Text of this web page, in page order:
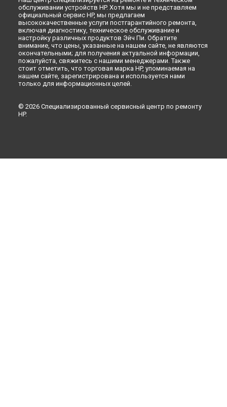
обслуживании устройств HP. Хотя мы и не представляем
официальный сервис HP, мы предлагаем
высококачественные услуги постгарантийного ремонта,
включая диагностику, техническое обслуживание и
настройку различных продуктов Эйч Пи. Обратите
внимание, что цены, указанные на нашем сайте, не являются
окончательными; для получения актуальной информации,
пожалуйста, свяжитесь с нашими менеджерами. Также
стоит отметить, что торговая марка HP, упоминаемая на
нашем сайте, зарегистрирована и используется нами
только для информационных целей.
© 2026 Специализированный сервисный центр по ремонту
HP.